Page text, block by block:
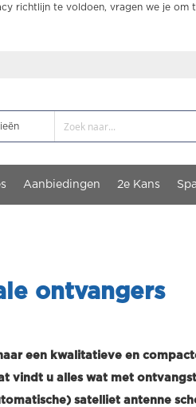
richtlijn te voldoen, vragen we je om
Aanbiedingen 2e Kans
ontvangers
een kwalitatieve en
vindt u alles wat met
satelliet antenne